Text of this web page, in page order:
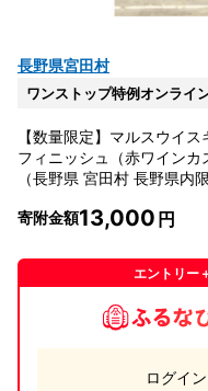
長野県宮田村
ワンストップ特例オンライ
【数量限定】マルスウイ
フィニッシュ（赤ワイン
（長野県 宮田村 長野県内
フト プレゼント）
寄附金額13,000
エントリー
ログイ